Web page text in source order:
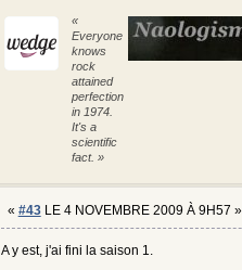
«
Everyone
knows
rock
attained
perfection
in 1974.
It's a
scientific
fact. »
« #43LE 4 NOVEMBRE 2009 À 9H57 »
A y est, j'ai fini la saison 1.